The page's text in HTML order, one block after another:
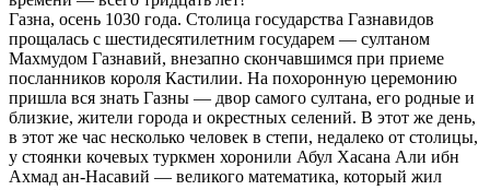
Газна, осень 1030 года. Столица государства Газнавидов
прощалась с шестидесятилетним государем — султаном
Махмудом Газнавий, внезапно скончавшимся при приеме
посланников короля Кастилии. На похоронную церемонию
пришла вся знать Газны — двор самого султана, его родные и
близкие, жители города и окрестных селений. В этот же день,
в этот же час несколько человек в степи, недалеко от столицы,
у стоянки кочевых туркмен хоронили Абул Хасана Али ибн
Ахмад ан-Насавий — великого математика, который жил